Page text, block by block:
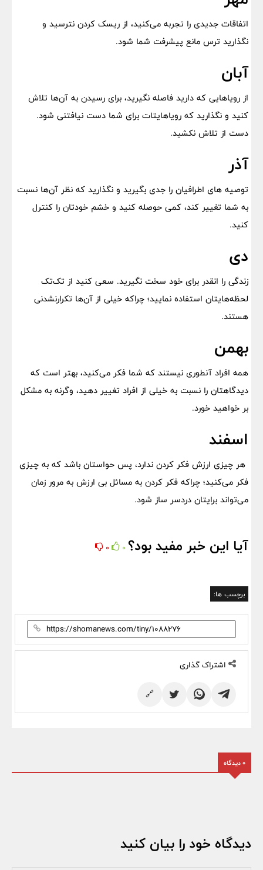
‌اتفاقات جدیدی را تجربه می‌کنید، از ریسک کردن نترسید و
نگذارید ترس مانع پیشرفت شما شود.
آبان
از رویاهایی که دارید فاصله نگیرید، برای رسیدن به آن‌ها تلاش
کنید و نگذارید که رویاهایتات برای شما دست نیافتنی شود.
دست از تلاش نکشید.
آذر
توصیه های اطرافیان را جدی بگیرید و نگذارید که نظر آن‌ها نسبت
به شما تغییر کند، کمی حوصله کنید و خشم خودتان را کنترل
کنید.
دی
زندگی را انقدر برای خود سخت نگیرید. سعی کنید از تک‌تک
لحظه‌هایتان استفاده نمایید؛ چراکه خیلی از آن‌ها تکرارنشدنی
هستند.
بهمن
همه افراد آنطوری نیستند که شما فکر می‌کنید، بهتر است که
دیدگاهتان را نسبت به خیلی از افراد تغییر دهید، وگرنه به مشکل
بر خواهید خورد.
اسفند
هر چیزی ارزش فکر کردن ندارد، پس حواستان باشد که به چیزی
فکر می‌کنید؛ چراکه فکر کردن به مسائل بی ارزش به مرور زمان
می‌تواند برایتان دردسر ساز شود.
آیا این خبر مفید بود؟ 0
0
برچسب ها:
اشتراک گذاری
🔗
0 دیدگاه
دیدگاه خود را بیان کنید